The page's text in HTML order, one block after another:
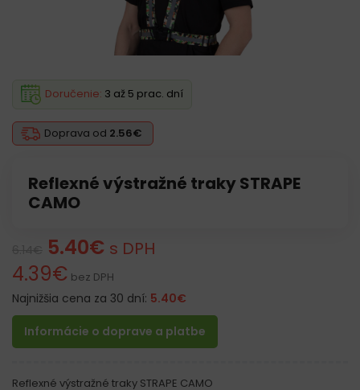
Reflexné výstražné traky STRAPE
CAMO
Doprava od 2.56€
Doručenie: 3 až 5 prac. dní
5.40€ s DPH
4.39€ bez DPH
Najnižšia cena za 30 dní: 5.40€
Informácie o doprave a platbe
Reflexné výstražné traky STRAPE CAMO